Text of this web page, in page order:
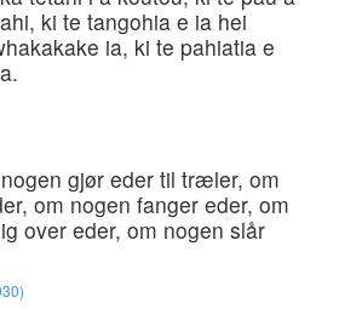
ki te tangohia e ia hei
ia, ki te pahiatia e
gjør eder til træler, om
om nogen fanger eder, om
over eder, om nogen slår